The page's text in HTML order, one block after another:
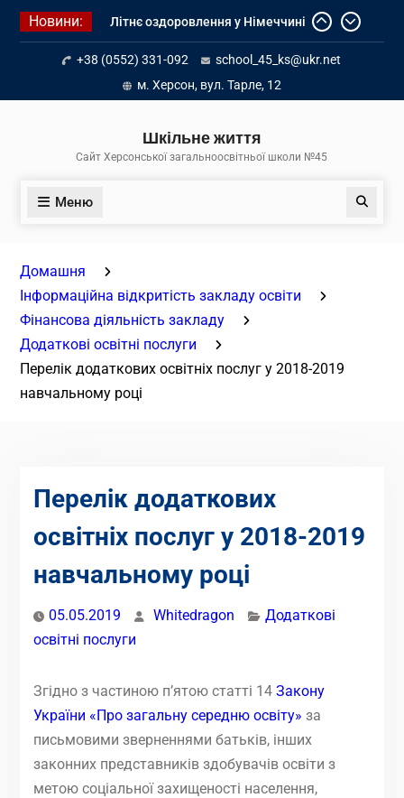
Перейти
Новини:
Літнє оздоровлення у Німеччині
Діалог з бізнесом
Інформація про вступ молоді з
тимчасово окупованих територій
до українських закладів освіти
+38 (0552) 331-092
school_45_ks@ukr.net
м. Херсон, вул. Тарле, 12
Шкільне життя
Сайт Херсонської загальноосвітньої школи №45
Меню Пошук
Домашня
Інформаційна відкритість закладу освіти
Фінансова діяльність закладу
Додаткові освітні послуги
Перелік додаткових освітніх послуг у 2018-2019
навчальному році
Перелік додаткових
освітніх послуг у 2018-2019
навчальному році
05.05.2019 Whitedragon
Додаткові
освітні послуги
Згідно з частиною п’ятою статті 14 Закону
України «Про загальну середню освіту» за
письмовими зверненнями батьків, інших
законних представників здобувачів освіти з
метою соціальної захищеності населення,